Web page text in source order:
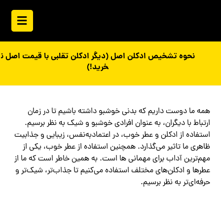
نحوه تشخیص ادکلن اصل (دیگر ادکلن تقلبی با قیمت اصل ن
خرید!)
همه ما دوست داریم که بدنی خوشبو داشته باشیم تا در زمان
ارتباط با دیگران، به عنوان افرادی خوشبو و شیک به نظر برسیم.
استفاده از ادکلن و عطر خوب، در اعتمادبه‌نفس، زیبایی و جذابیت
ظاهری ما تاثیر می‌گذارد. همچنین استفاده از عطر خوب، یکی از
مهم‌ترین آداب برای مهمانی ها است. به همین خاطر است که ما از
عطرها و ادکلن‌های مختلف استفاده می‌کنیم تا جذاب‌تر، شیک‌تر و
حرفه‌ای‌تر به نظر برسیم.